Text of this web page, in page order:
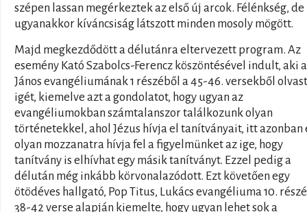
szépen lassan megérkeztek az első új arcok. Félénkség, de
ugyanakkor kíváncsiság látszott minden mosoly mögött.
Majd megkezdődött a délutánra eltervezett program. Az
esemény Kató Szabolcs-Ferencz köszöntésével indult, aki a
János evangéliumának 1 részéből a 45-46. versekből
igét, kiemelve azt a gondolatot, hogy ugyan az
evangéliumokban számtalanszor találkozunk olyan
történetekkel, ahol Jézus hívja el tanítványait, itt azonban
olyan mozzanatra hívja fel a figyelmünket az ige, hogy
tanítvány is elhívhat egy másik tanítványt. Ezzel pedig a
délután még inkább körvonalazódott. Ezt követően egy
ötödéves hallgató, Pop Titus, Lukács evangéliuma 10.
38-42 verse alapján kiemelte, hogy ugyan lehet sok a